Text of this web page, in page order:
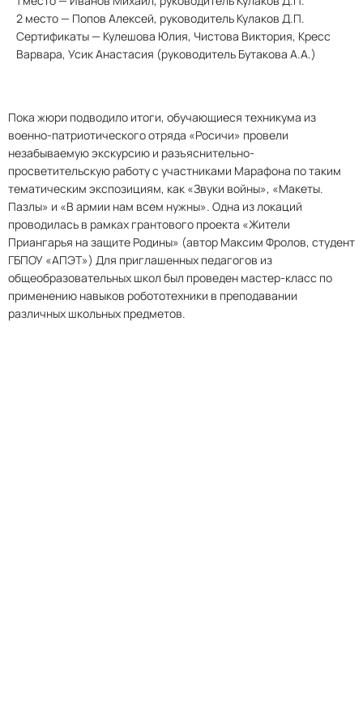
2 место — Попов Алексей, руководитель Кулаков Д.П.
Сертификаты — Кулешова Юлия, Чистова Виктория, Кресс
Варвара, Усик Анастасия (руководитель Бутакова А.А.)
Пока жюри подводило итоги, обучающиеся техникума из
военно-патриотического отряда «Росичи» провели
незабываемую экскурсию и разъяснительно-
просветительскую работу с участниками Марафона по таким
тематическим экспозициям, как «Звуки войны», «Макеты.
Пазлы» и «В армии нам всем нужны». Одна из локаций
проводилась в рамках грантового проекта «Жители
Приангарья на защите Родины» (автор Максим Фролов, студент
ГБПОУ «АПЭТ») Для приглашенных педагогов из
общеобразовательных школ был проведен мастер-класс по
применению навыков робототехники в преподавании
различных школьных предметов.